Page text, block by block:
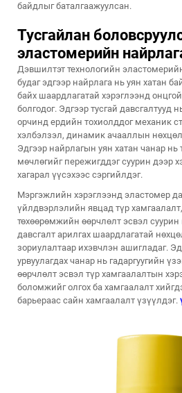
байдлыг баталгаажуулсан.
Тусгайлан
эластомерийн
Дэвшилтэт технологийн
будаг эдгээр найрлага нь уян хатан
байх шаардлагатай хэрэглээнд
болгодог. Эдгээр тусгай
орчинд ердийн тохиолддог механик
хэлбэлзэл, динамик ачааллын
Эдгээр найрлагын уян хатан чанар
мөчлөгийг пережигддэг суурин дээр
хагарал үүсэхээс сэргийлдэг.
Мэргэжлийн хэрэглээнд эластомер
үйлдвэрлэлийн явцад түр
төхөөрөмжийн өөрчлөлт эсвэл суурин
давсгалт арилгах шаардлагатай
зориулалтаар ихэвчлэн ашигладаг.
урвуулагдах чанар нь гадаргуугийн
өөрчлөлт эсвэл түр хамгаалалтын
боломжийг олгох ба хамгаалалт
барьераас сайн хамгаалалт үзүүлдэг.